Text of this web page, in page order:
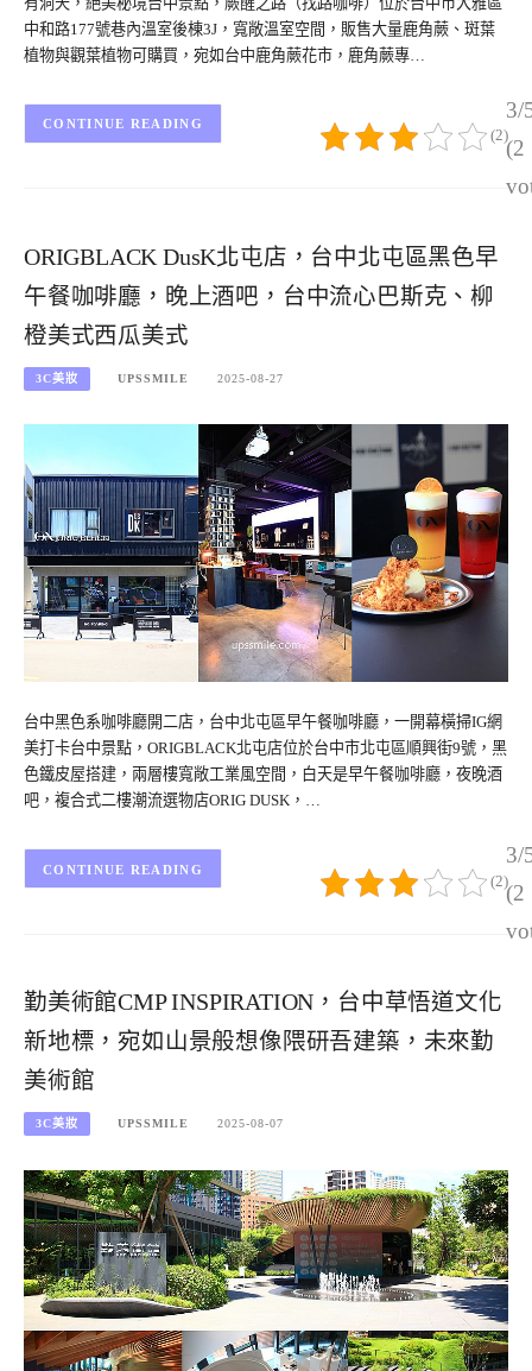
中和路177號巷內溫室後棟3J，寬敞溫室空間，販售大量鹿角蕨、斑葉
植物與觀葉植物可購買，宛如台中鹿角蕨花市，鹿角蕨專…
3/
(2
(2)
CONTINUE READING
ORIGBLACK DusK北屯店，台中北屯區黑色早
午餐咖啡廳，晚上酒吧，台中流心巴斯克、柳
橙美式西瓜美式
3C美妝 UPSSMILE 2025-08-27
台中黑色系咖啡廳開二店，台中北屯區早午餐咖啡廳，一開幕橫掃IG網
美打卡台中景點，ORIGBLACK北屯店位於台中市北屯區順興街9號，黑
色鐵皮屋搭建，兩層樓寬敞工業風空間，白天是早午餐咖啡廳，夜晚酒
吧，複合式二樓潮流選物店ORIG DUSK，…
3/
(2
(2)
CONTINUE READING
勤美術館CMP INSPIRATION，台中草悟道文化
新地標，宛如山景般想像隈研吾建築，未來勤
美術館
3C美妝 UPSSMILE 2025-08-07